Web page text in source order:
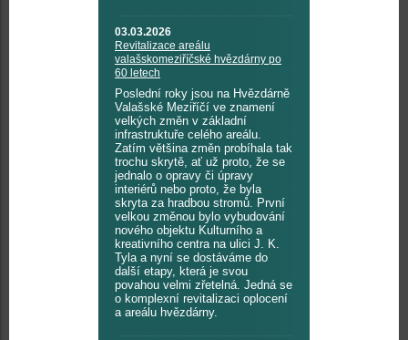
03.03.2026
Revitalizace areálu
valašskomeziříčské hvězdárny po
60 letech
Poslední roky jsou na Hvězdárně
Valašské Meziříčí ve znamení
velkých změn v základní
infrastruktuře celého areálu.
Zatím většina změn probíhala tak
trochu skrytě, ať už proto, že se
jednalo o opravy či úpravy
interiérů nebo proto, že byla
skryta za hradbou stromů. První
velkou změnou bylo vybudování
nového objektu Kulturního a
kreativního centra na ulici J. K.
Tyla a nyní se dostáváme do
další etapy, která je svou
povahou velmi zřetelná. Jedná se
o komplexní revitalizaci oplocení
a areálu hvězdárny.